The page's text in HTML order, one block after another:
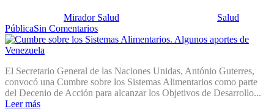
Mirador Salud
Salud
PúblicaSin Comentarios
El Secretario General de las Naciones Unidas, António Guterres,
convocó una Cumbre sobre los Sistemas Alimentarios como parte
del Decenio de Acción para alcanzar los Objetivos de Desarrollo...
Leer más